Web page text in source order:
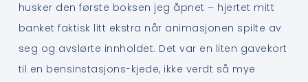
husker den første boksen jeg åpnet – hjertet mitt
banket faktisk litt ekstra når animasjonen spilte av
seg og avslørte innholdet. Det var en liten gavekort
til en bensinstasjons-kjede, ikke verdt så mye